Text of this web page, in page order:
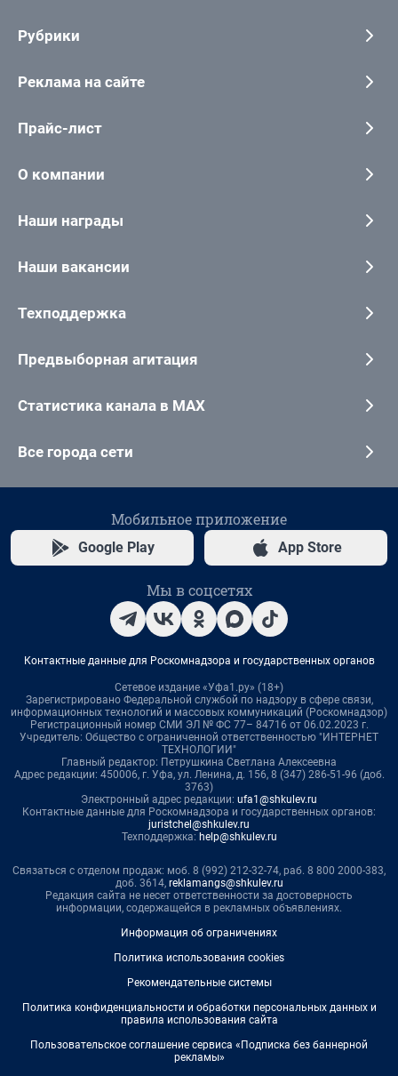
Рубрики
Реклама на сайте
Прайс-лист
О компании
Наши награды
Наши вакансии
Техподдержка
Предвыборная агитация
Статистика канала в MAX
Все города сети
Мобильное приложение
Google Play App Store
Мы в соцсетях
Контактные данные для Роскомнадзора и государственных органов
Сетевое издание «Уфа1.ру» (18+)
Зарегистрировано Федеральной службой по надзору в сфере связи,
информационных технологий и массовых коммуникаций (Роскомнадзор)
Регистрационный номер СМИ ЭЛ № ФС 77– 84716 от 06.02.2023 г.
Учредитель: Общество с ограниченной ответственностью "ИНТЕРНЕТ
ТЕХНОЛОГИИ"
Главный редактор: Петрушкина Светлана Алексеевна
Адрес редакции: 450006, г. Уфа, ул. Ленина, д. 156, 8 (347) 286-51-96 (доб.
3763)
Электронный адрес редакции: ufa1@shkulev.ru
Контактные данные для Роскомнадзора и государственных органов:
juristchel@shkulev.ru
Техподдержка: help@shkulev.ru
Связаться с отделом продаж: моб. 8 (992) 212-32-74, раб. 8 800 2000-383,
доб. 3614, reklamangs@shkulev.ru
Редакция сайта не несет ответственности за достоверность
информации, содержащейся в рекламных объявлениях.
Информация об ограничениях
Политика использования cookies
Рекомендательные системы
Политика конфиденциальности и обработки персональных данных и
правила использования сайта
Пользовательское соглашение сервиса «Подписка без баннерной
рекламы»